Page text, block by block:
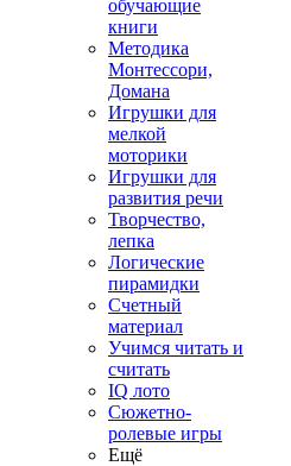
обучающие
книги
Методика
Монтессори,
Домана
Игрушки для
мелкой
моторики
Игрушки для
развития речи
Творчество,
лепка
Логические
пирамидки
Счетный
материал
Учимся читать и
считать
IQ лото
Сюжетно-
ролевые игры
Ещё